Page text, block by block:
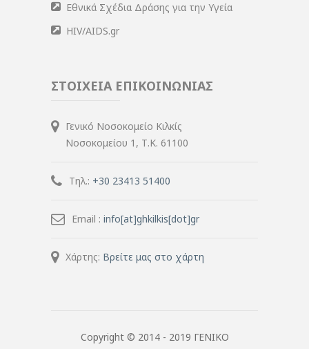
Εθνικά Σχέδια Δράσης για την Υγεία
HIV/AIDS.gr
ΣΤΟΙΧΕΙΑ ΕΠΙΚΟΙΝΩΝΙΑΣ
Γενικό Νοσοκομείο Κιλκίς
Νοσοκομείου 1, Τ.Κ. 61100
Τηλ.: +30 23413 51400
Email : info[at]ghkilkis[dot]gr
Χάρτης: Βρείτε μας στο χάρτη
Copyright © 2014 - 2019 ΓΕΝΙΚΟ